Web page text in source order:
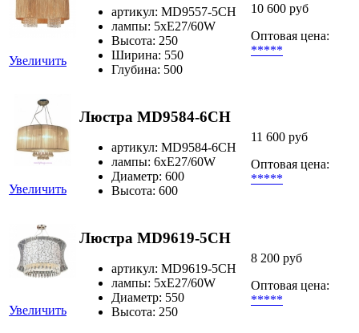
Увеличить
артикул: MD9557-5CH
лампы: 5хЕ27/60W
Высота: 250
Ширина: 550
Глубина: 500
10 600 руб
Оптовая цена:
*****
Увеличить
Люстра MD9584-6CH
артикул: MD9584-6CH
лампы: 6xE27/60W
Диаметр: 600
Высота: 600
11 600 руб
Оптовая цена:
*****
Увеличить
Люстра MD9619-5CH
артикул: MD9619-5CH
лампы: 5хЕ27/60W
Диаметр: 550
Высота: 250
8 200 руб
Оптовая цена:
*****